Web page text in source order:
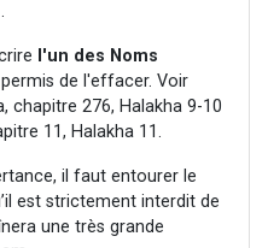
l'un des Noms
de l'effacer. Voir
chapitre 276, Halakha 9-10
11, Halakha 11.
il faut entourer le
est strictement interdit de
une très grande